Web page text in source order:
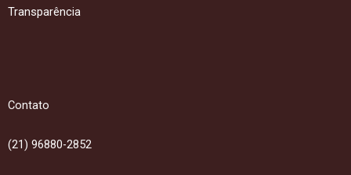
Transparência
Contato
(21) 96880-2852